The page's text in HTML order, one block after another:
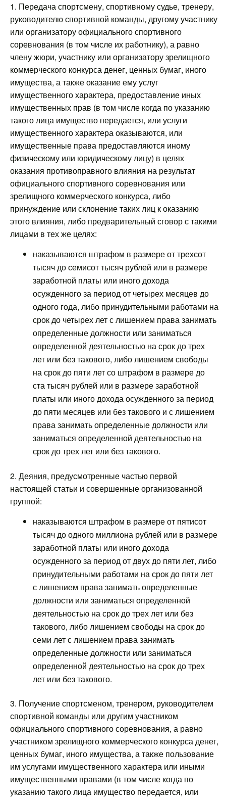
1. Передача спортсмену, спортивному судье, тренеру,
руководителю спортивной команды, другому участнику
или организатору официального спортивного
соревнования (в том числе их работнику), а равно
члену жюри, участнику или организатору зрелищного
коммерческого конкурса денег, ценных бумаг, иного
имущества, а также оказание ему услуг
имущественного характера, предоставление иных
имущественных прав (в том числе когда по указанию
такого лица имущество передается, или услуги
имущественного характера оказываются, или
имущественные права предоставляются иному
физическому или юридическому лицу) в целях
оказания противоправного влияния на результат
официального спортивного соревнования или
зрелищного коммерческого конкурса, либо
принуждение или склонение таких лиц к оказанию
этого влияния, либо предварительный сговор с такими
лицами в тех же целях:
наказываются штрафом в размере от трехсот
тысяч до семисот тысяч рублей или в размере
заработной платы или иного дохода
осужденного за период от четырех месяцев до
одного года, либо принудительными работами на
срок до четырех лет с лишением права занимать
определенные должности или заниматься
определенной деятельностью на срок до трех
лет или без такового, либо лишением свободы
на срок до пяти лет со штрафом в размере до
ста тысяч рублей или в размере заработной
платы или иного дохода осужденного за период
до пяти месяцев или без такового и с лишением
права занимать определенные должности или
заниматься определенной деятельностью на
срок до трех лет или без такового.
2. Деяния, предусмотренные частью первой
настоящей статьи и совершенные организованной
группой:
наказываются штрафом в размере от пятисот
тысяч до одного миллиона рублей или в размере
заработной платы или иного дохода
осужденного за период от двух до пяти лет, либо
принудительными работами на срок до пяти лет
с лишением права занимать определенные
должности или заниматься определенной
деятельностью на срок до трех лет или без
такового, либо лишением свободы на срок до
семи лет с лишением права занимать
определенные должности или заниматься
определенной деятельностью на срок до трех
лет или без такового.
3. Получение спортсменом, тренером, руководителем
спортивной команды или другим участником
официального спортивного соревнования, а равно
участником зрелищного коммерческого конкурса денег,
ценных бумаг, иного имущества, а также пользование
им услугами имущественного характера или иными
имущественными правами (в том числе когда по
указанию такого лица имущество передается, или